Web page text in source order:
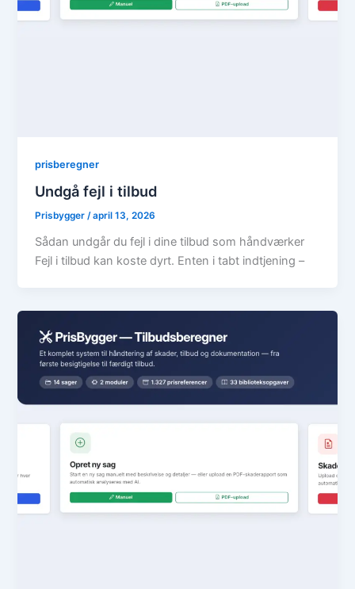
prisberegner
Undgå fejl i tilbud
Prisbygger/april 13, 2026
Sådan undgår du fejl i dine tilbud som håndværker
Fejl i tilbud kan koste dyrt. Enten i tabt indtjening –